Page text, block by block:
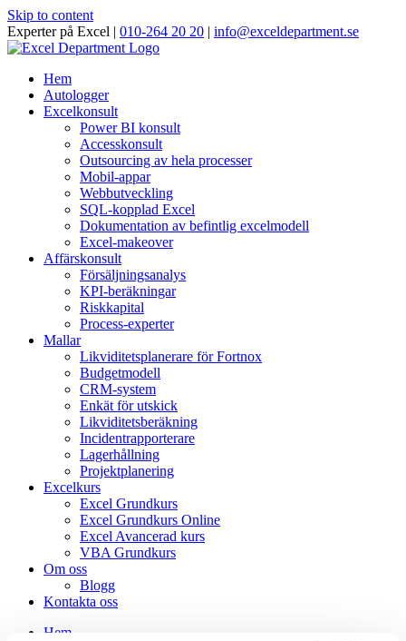
Skip to content
Experter på Excel | 010-264 20 20 | info@exceldepartment.se
Hem
Autologger
Excelkonsult
Power BI konsult
Accesskonsult
Outsourcing av hela processer
Mobil-appar
Webbutveckling
SQL-kopplad Excel
Dokumentation av befintlig excelmodell
Excel-makeover
Affärskonsult
Försäljningsanalys
KPI-beräkningar
Riskkapital
Process-experter
Mallar
Likviditetsplanerare för Fortnox
Budgetmodell
CRM-system
Enkät för utskick
Likviditetsberäkning
Incidentrapporterare
Lagerhållning
Projektplanering
Excelkurs
Excel Grundkurs
Excel Grundkurs Online
Excel Avancerad kurs
VBA Grundkurs
Om oss
Blogg
Kontakta oss
Hem